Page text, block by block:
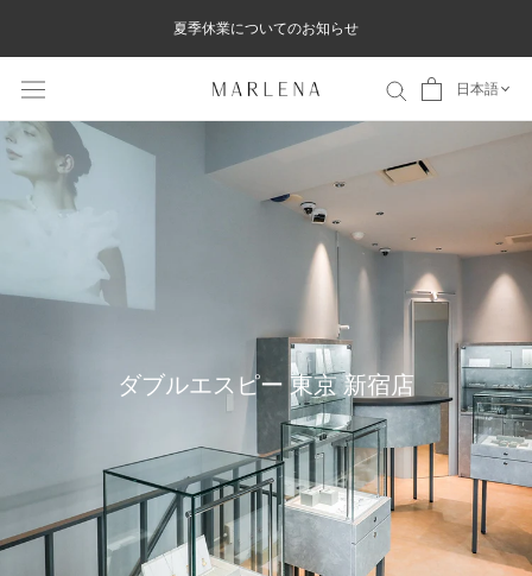
し
夏季休業についてのお知らせ
日本語
ダブルエスピー 東京 新宿店